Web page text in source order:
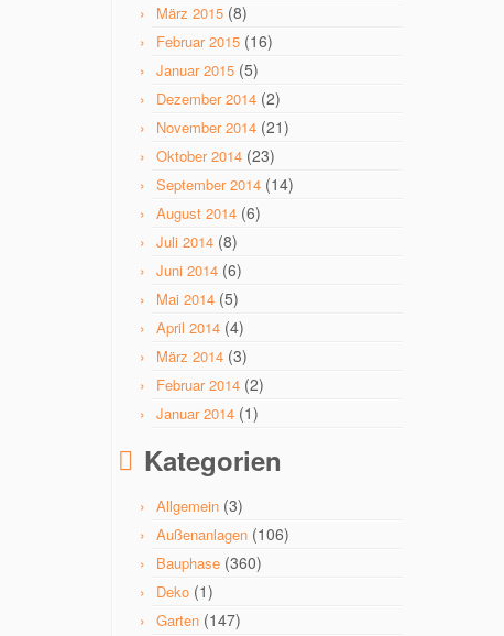
März 2015 (8)
Februar 2015 (16)
Januar 2015 (5)
Dezember 2014 (2)
November 2014 (21)
Oktober 2014 (23)
September 2014 (14)
August 2014 (6)
Juli 2014 (8)
Juni 2014 (6)
Mai 2014 (5)
April 2014 (4)
März 2014 (3)
Februar 2014 (2)
Januar 2014 (1)
Kategorien
Allgemein (3)
Außenanlagen (106)
Bauphase (360)
Deko (1)
Garten (147)